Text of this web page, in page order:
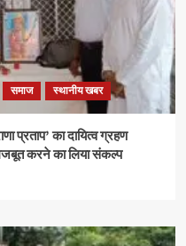
समाज स्थानीय खबर
प्रताप’ का दायित्व ग्रहण
करने का लिया संकल्प